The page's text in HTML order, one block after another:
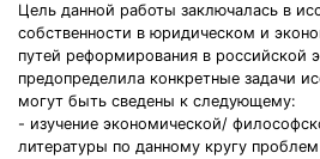
Цель данной работы заключалась в
собственности в юридическом и
путей реформирования в российской
предопределила конкретные задачи
могут быть сведены к следующему:
- изучение экономической/
литературы по данному кругу